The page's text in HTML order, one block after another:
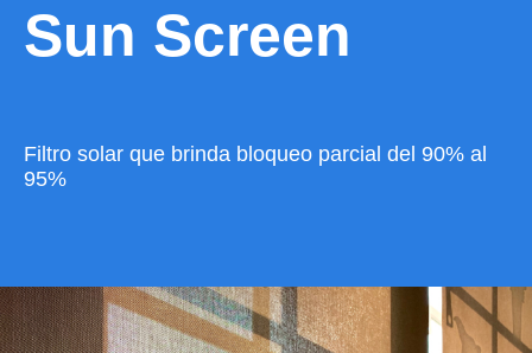
Sun Screen
Filtro solar que brinda bloqueo parcial del 90% al
95%